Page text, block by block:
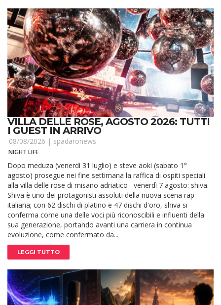
VILLA DELLE ROSE, AGOSTO 2026: TUTTI
I GUEST IN ARRIVO
08/08/2026 | spadaronews
NIGHT LIFE
Dopo meduza (venerdì 31 luglio) e steve aoki (sabato 1°
agosto) prosegue nei fine settimana la raffica di ospiti speciali
alla villa delle rose di misano adriatico venerdì 7 agosto: shiva.
Shiva è uno dei protagonisti assoluti della nuova scena rap
italiana; con 62 dischi di platino e 47 dischi d'oro, shiva si
conferma come una delle voci più riconoscibili e influenti della
sua generazione, portando avanti una carriera in continua
evoluzione, come confermato da...
LEGGI TUTTO